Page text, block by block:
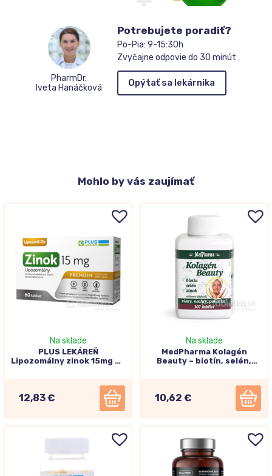
PharmDr.
Iveta Hanáčková
Potrebujete poradiť?
Po-Pia: 9-15:30h
Zvyčajne odpovie do 30 minút
Opýtať sa lekárnika
Mohlo by vás zaujímať
Na sklade
PLUS LEKÁREŇ
Lipozomálny zinok 15mg 60
12,83 €
Na sklade
MedPharma Kolagén
Beauty – biotín, selén,
10,62 €